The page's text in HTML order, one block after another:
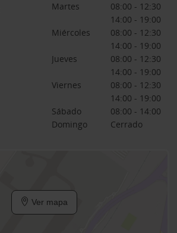
Martes
08:00 - 12:30
14:00 - 19:00
Miércoles
08:00 - 12:30
14:00 - 19:00
Jueves
08:00 - 12:30
14:00 - 19:00
Viernes
08:00 - 12:30
14:00 - 19:00
Sábado
08:00 - 14:00
Domingo
Cerrado
Ver mapa